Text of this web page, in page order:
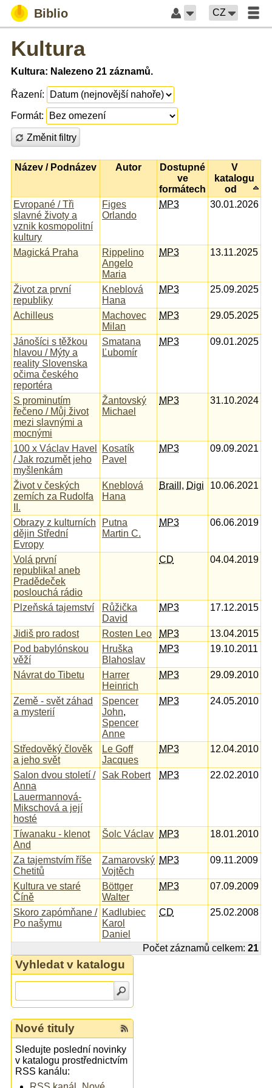
Biblio CZ
Kultura
Kultura: Nalezeno 21 záznamů.
Řazení:
Formát:
Změnit filtry
Název / Podnázev Autor
Dostupné
ve
formátech
V
katalogu
od
Evropané / Tři
slavné životy a
vznik kosmopolitní
kultury
Figes
Orlando
MP3 30.01.2026
Magická Praha
Rippelino
Angelo
Maria
MP3 13.11.2025
Život za první
republiky
Kneblová
Hana
MP3 25.09.2025
Achilleus
Machovec
Milan
MP3 29.05.2025
Jánošíci s těžkou
hlavou / Mýty a
reality Slovenska
očima českého
reportéra
Smatana
Ľubomír
MP3 09.01.2025
S prominutím
řečeno / Můj život
mezi slavnými a
mocnými
Žantovský
Michael
MP3 31.10.2024
100 x Václav Havel
/ Jak rozumět jeho
myšlenkám
Kosatík
Pavel
MP3 09.09.2021
Život v českých
zemích za Rudolfa
II.
Kneblová
Hana
Braill , Digi 10.06.2021
Obrazy z kulturních
dějin Střední
Evropy
Putna
Martin C.
MP3 06.06.2019
Volá první
republika! aneb
Pradědeček
poslouchá rádio
CD 04.04.2019
Plzeňská tajemství
Růžička
David
MP3 17.12.2015
Jidiš pro radost Rosten Leo MP3
13.04.2015
Pod babylónskou
věží
Hruška
Blahoslav
MP3 19.10.2011
Návrat do Tibetu
Harrer
Heinrich
MP3 29.09.2010
Země - svět záhad
a mysterií
Spencer
John,
Spencer
Anne
MP3 24.05.2010
Středověký člověk
a jeho svět
Le Goff
Jacques
MP3 12.04.2010
Salon dvou století /
Anna
Lauermannová-
Mikschová a její
hosté
Sak Robert MP3 22.02.2010
Tíwanaku - klenot
And
Šolc Václav MP3 18.01.2010
Za tajemstvím říše
Chetitů
Zamarovský
Vojtěch
MP3 09.11.2009
Kultura ve staré
Číně
Böttger
Walter
MP3 07.09.2009
Skoro zapómňane /
Po našymu
Kadlubiec
Karol
Daniel
CD 25.02.2008
Počet záznamů celkem: 21
Vyhledat v katalogu
Nové tituly
Sledujte poslední novinky
v katalogu prostřednictvím
RSS kanálu: